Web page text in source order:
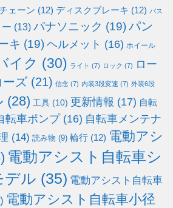
ェーン (12) ディスクブレーキ (12) バス
(13) パナソニック (19)パン
キ (19) ヘルメット (16) ホイール
イク (30) ライト (7) ロック (7)
ロー
ーズ (21) 信念 (7) 内装3段変速 (7) 外装6段
(28) 工具 (10) 更新情報 (17) 自転
転車ポンプ(16) 自転車メンテナ
(14) 読み物 (9) 輪行 (12) 電動アシ
電動アシスト自転車シ
デル (35) 電動アシスト自転車
電動アシスト自転車小径